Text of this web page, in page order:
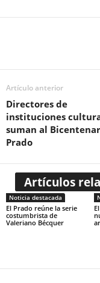
Artículo anterior
Directores de
instituciones
suman al
Prado
Artículos
Noticia destacada
El Prado reúne la serie
costumbrista de
Valeriano Bécquer